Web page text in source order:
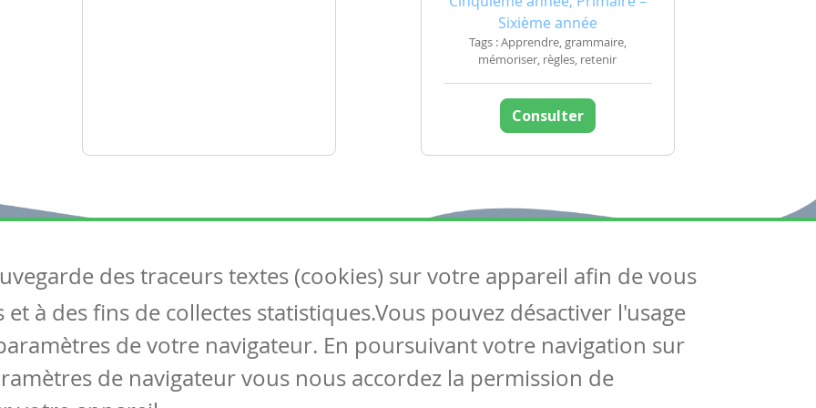
Sixième année
Tags : Apprendre, grammaire,
mémoriser, règles, retenir
Consulter
Articles
Tous les articles
Articles DYS
Circulaires
Suivez-nous
Contactez-nous
Soutien scolaire
des traceurs textes (cookies) sur votre appareil afin de vous
à des fins de collectes statistiques.Vous pouvez désactiver l'usage
de votre navigateur. En poursuivant votre navigation sur
de navigateur vous nous accordez la permission de